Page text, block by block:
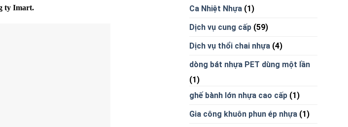
ty Imart.
Ca Nhiệt Nhựa (1)
Dịch vụ cung cấp (59)
Dịch vụ thổi chai nhựa (4)
dòng bát nhựa PET dùng một lần
(1)
ghế bành lớn nhựa cao cấp (1)
Gia công khuôn phun ép nhựa (1)